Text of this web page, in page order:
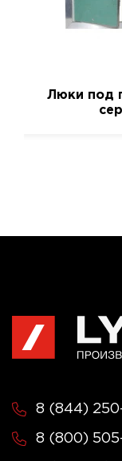
Люки под
8 (844)
8 (800) 505-